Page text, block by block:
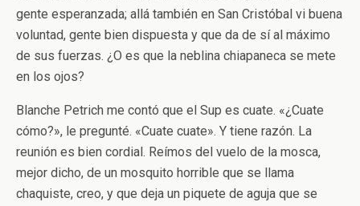
gente esperanzada; allá también en San Cristóbal vi buena
voluntad, gente bien dispuesta y que da de sí al máximo
de sus fuerzas. ¿O es que la neblina chiapaneca se mete
en los ojos?
Blanche Petrich me contó que el Sup es cuate. «¿Cuate
cómo?», le pregunté. «Cuate cuate». Y tiene razón. La
reunión es bien cordial. Reímos del vuelo de la mosca,
mejor dicho, de un mosquito horrible que se llama
chaquiste, creo, y que deja un piquete de aguja que se